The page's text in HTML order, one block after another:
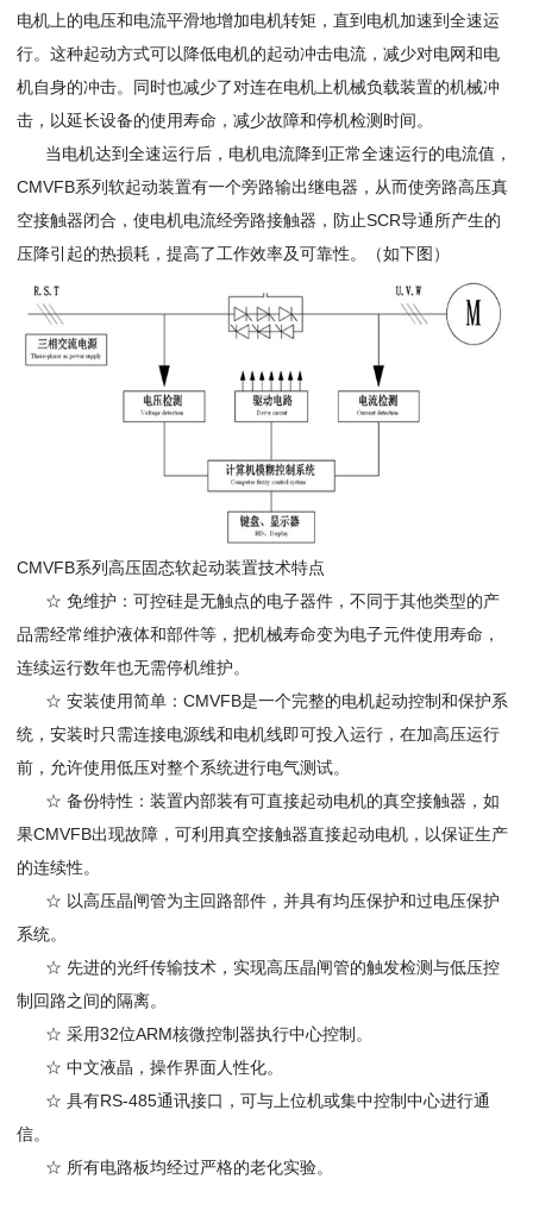
电机上的电压和电流平滑地增加电机转矩，直到电机加速到全速运
行。这种起动方式可以降低电机的起动冲击电流，减少对电网和电
机自身的冲击。同时也减少了对连在电机上机械负载装置的机械冲
击，以延长设备的使用寿命，减少故障和停机检测时间。
当电机达到全速运行后，电机电流降到正常全速运行的电流值，
CMVFB系列软起动装置有一个旁路输出继电器，从而使旁路高压真
空接触器闭合，使电机电流经旁路接触器，防止SCR导通所产生的
压降引起的热损耗，提高了工作效率及可靠性。（如下图）
CMVFB系列高压固态软起动装置技术特点
☆ 免维护：可控硅是无触点的电子器件，不同于其他类型的产
品需经常维护液体和部件等，把机械寿命变为电子元件使用寿命，
连续运行数年也无需停机维护。
☆ 安装使用简单：CMVFB是一个完整的电机起动控制和保护系
统，安装时只需连接电源线和电机线即可投入运行，在加高压运行
前，允许使用低压对整个系统进行电气测试。
☆ 备份特性：装置内部装有可直接起动电机的真空接触器，如
果CMVFB出现故障，可利用真空接触器直接起动电机，以保证生产
的连续性。
☆ 以高压晶闸管为主回路部件，并具有均压保护和过电压保护
系统。
☆ 先进的光纤传输技术，实现高压晶闸管的触发检测与低压控
制回路之间的隔离。
☆ 采用32位ARM核微控制器执行中心控制。
☆ 中文液晶，操作界面人性化。
☆ 具有RS-485通讯接口，可与上位机或集中控制中心进行通
信。
☆ 所有电路板均经过严格的老化实验。